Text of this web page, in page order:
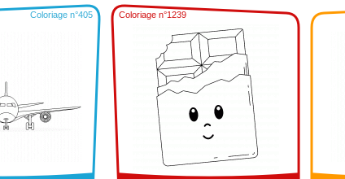
Coloriage n°405 Coloriage n°1239